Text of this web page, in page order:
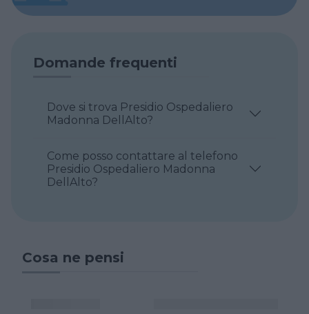
Domande frequenti
Dove si trova Presidio Ospedaliero
Madonna DellAlto?
Come posso contattare al telefono
Presidio Ospedaliero Madonna
DellAlto?
Cosa ne pensi